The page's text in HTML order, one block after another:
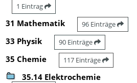
1 Eintrag
31 Mathematik 96 Einträge
33 Physik 90 Einträge
35 Chemie 117 Einträge
35.14 Elektrochemie